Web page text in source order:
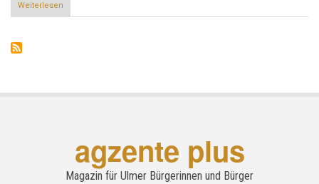
Weiterlesen
Unverpackt
agzente plus
Magazin für Ulmer Bürgerinnen und Bürger